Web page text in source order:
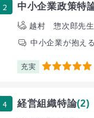
2 中小企業政策特
越村 惣次郎先生
中小企業が抱え
充実 5
4 経営組織特論(2)